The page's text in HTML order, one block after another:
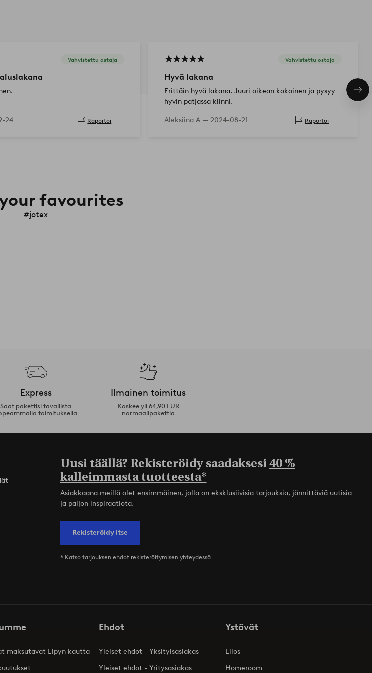
Vahvistettu ostaja
24 Raportoi
Vahvistettu ostaja
Hyvä lakana
Erittäin hyvä lakana. Juuri oikean kokoinen ja pysyy
hyvin patjassa kiinni.
Aleksiina A — 2024-08-21 Raportoi
favourites
#jotex
Express
Saat pakettisi tavallista
toimituksella
Ilmainen toimitus
Koskee yli 64,90 EUR
normaalipakettia
Uusi täällä? Rekisteröidy saadaksesi40 %
kalleimmasta tuotteesta*
Asiakkaana meillä olet ensimmäinen, jolla on eksklusiivisia tarjouksia, jännittäviä uutisia
ja paljon inspiraatiota.
Rekisteröidy itse
* Katso tarjouksen ehdot rekisteröitymisen yhteydessä
maksutavat Elpyn kautta
Ehdot
Yleiset ehdot - Yksityisasiakas
Yleiset ehdot - Yritysasiakas
Ystävät
Ellos
Homeroom